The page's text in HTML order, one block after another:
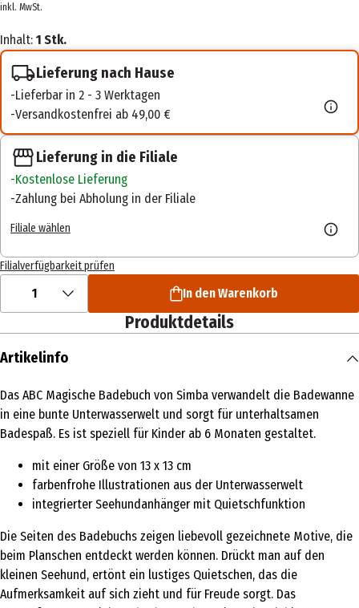
inkl. MwSt.
Inhalt: 1 Stk.
Lieferung nach Hause
Lieferbar in 2 - 3 Werktagen
Versandkostenfrei ab 49,00 €
Lieferung in die Filiale
Kostenlose Lieferung
Zahlung bei Abholung in der Filiale
Filiale wählen
Filialverfügbarkeit prüfen
1 In den Warenkorb
Produktdetails
Artikelinfo
Das ABC Magische Badebuch von Simba verwandelt die Badewanne
in eine bunte Unterwasserwelt und sorgt für unterhaltsamen
Badespaß. Es ist speziell für Kinder ab 6 Monaten gestaltet.
mit einer Größe von 13 x 13 cm
farbenfrohe Illustrationen aus der Unterwasserwelt
integrierter Seehundanhänger mit Quietschfunktion
Die Seiten des Badebuchs zeigen liebevoll gezeichnete Motive, die
beim Planschen entdeckt werden können. Drückt man auf den
kleinen Seehund, ertönt ein lustiges Quietschen, das die
Aufmerksamkeit auf sich zieht und für Freude sorgt. Das